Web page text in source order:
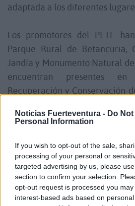
Noticias Fuerteventura - Do
Personal Information
If you wish to opt-out of the sale,
processing of your personal or
targeted advertising by us, please
section to confirm your selection.
opt-out request is processed you
interest-based ads based on
adaptada a los diferentes
Los promotores del PETE
Parque Rural de Betancuria,
Jandía y Monumento Natural
encuentran presentes
Recuperación y Conservación
Medioambiental, Lola
desarrollada por las personas
programa de empleo,
ciudadanía información útil
concienciar sobre la